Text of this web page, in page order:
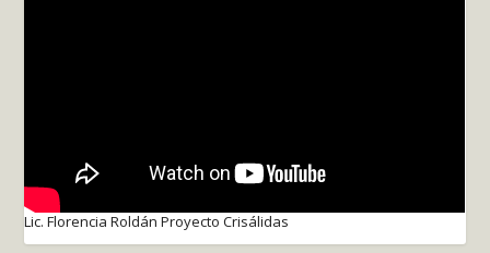
Lic. Florencia Roldán Proyecto Crisálidas